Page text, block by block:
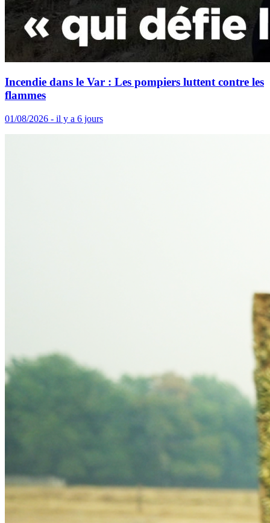
Incendie dans le Var : Les pompiers luttent contre les
flammes
01/08/2026 - il y a 6 jours